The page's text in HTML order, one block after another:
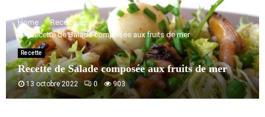
Home
Recette
Recette de Salade composée aux fruits de mer
Recette
Recette de Salade composée aux fruits de mer
13 octobre 2022 0 903